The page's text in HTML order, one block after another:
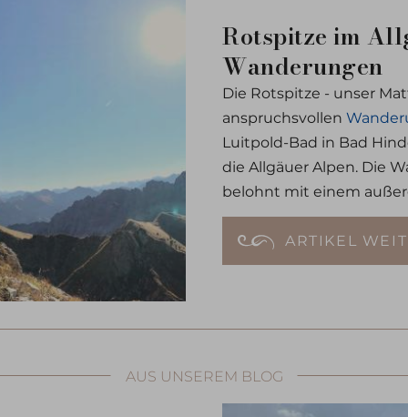
Rotspitze im
Wanderungen
Die Rotspitze - unser
anspruchsvollen
Luitpold-Bad in Bad
die Allgäuer Alpen. Die
belohnt mit einem
letzten Metern ist eine
ARTIKEL
AUS UNSEREM BLOG